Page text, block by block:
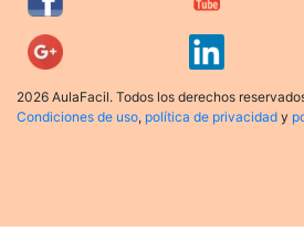
2026 AulaFacil. Todos los derechos
Condiciones de uso, política de privacidad y